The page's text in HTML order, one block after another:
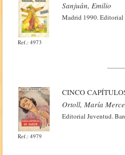
Ref.: 4973
Sanjuán, Emilio
Madrid 1990. Editorial
Ref.: 4979
CINCO
Ortoll, María
Editorial Juventud.